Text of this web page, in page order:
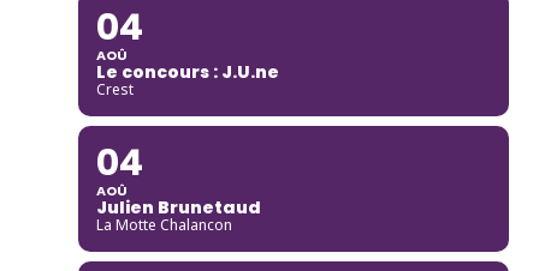
04
AOÛ
Le concours : J.U.ne
Crest
04
AOÛ
Julien Brunetaud
La Motte Chalancon